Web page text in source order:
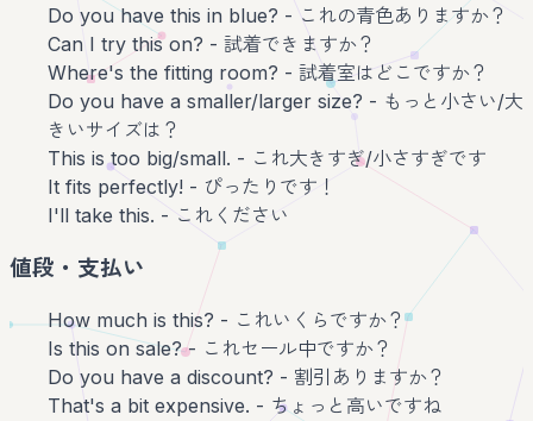
Do you have this in blue? - これの青色ありますか？
Can I try this on? - 試着できますか？
Where's the fitting room? - 試着室はどこですか？
Do you have a smaller/larger size? - もっと小さい/大
きいサイズは？
This is too big/small. - これ大きすぎ/小さすぎです
It fits perfectly! - ぴったりです！
I'll take this. - これください
値段・支払い
How much is this? - これいくらですか？
Is this on sale? - これセール中ですか？
Do you have a discount? - 割引ありますか？
That's a bit expensive. - ちょっと高いですね